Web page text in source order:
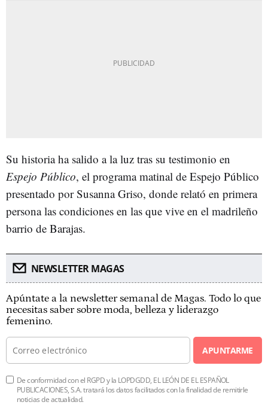
Su historia ha salido a la luz tras su testimonio en
Espejo Público, el programa matinal de Espejo Público
presentado por Susanna Griso, donde relató en primera
persona las condiciones en las que vive en el madrileño
barrio de Barajas.
NEWSLETTER MAGAS
Apúntate a la newsletter semanal de Magas. Todo lo que
necesitas saber sobre moda, belleza y liderazgo
femenino.
APUNTARME
De conformidad con el RGPD y la LOPDGDD, EL LEÓN DE EL ESPAÑOL
PUBLICACIONES, S.A. tratará los datos facilitados con la finalidad de remitirle
noticias de actualidad.